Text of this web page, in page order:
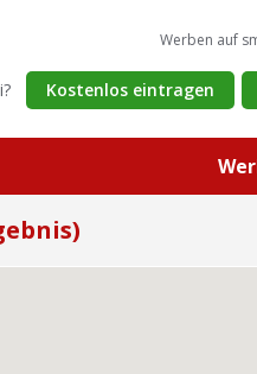
Werben auf
Kostenlos eintragen